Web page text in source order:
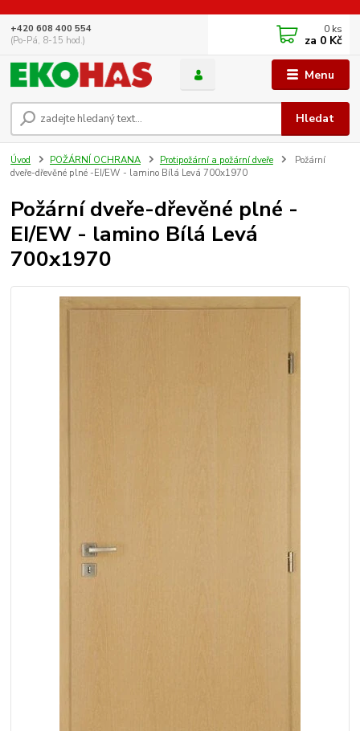
Menu
Hledat
+420 608 400 554
(Po-Pá, 8-15 hod.)
0 ks
za 0 Kč
Úvod POŽÁRNÍ OCHRANA Protipožární a požární dveře
Požární
dveře-dřevěné plné -EI/EW - lamino Bílá Levá 700x1970
Požární dveře-dřevěné plné -
EI/EW - lamino Bílá Levá
700x1970